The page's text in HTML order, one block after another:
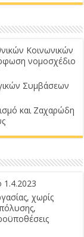
Κοινωνικών
νομοσχέδιο
Συμβάσεων
και Ζαχαρώδη
1.4.2023
χωρίς